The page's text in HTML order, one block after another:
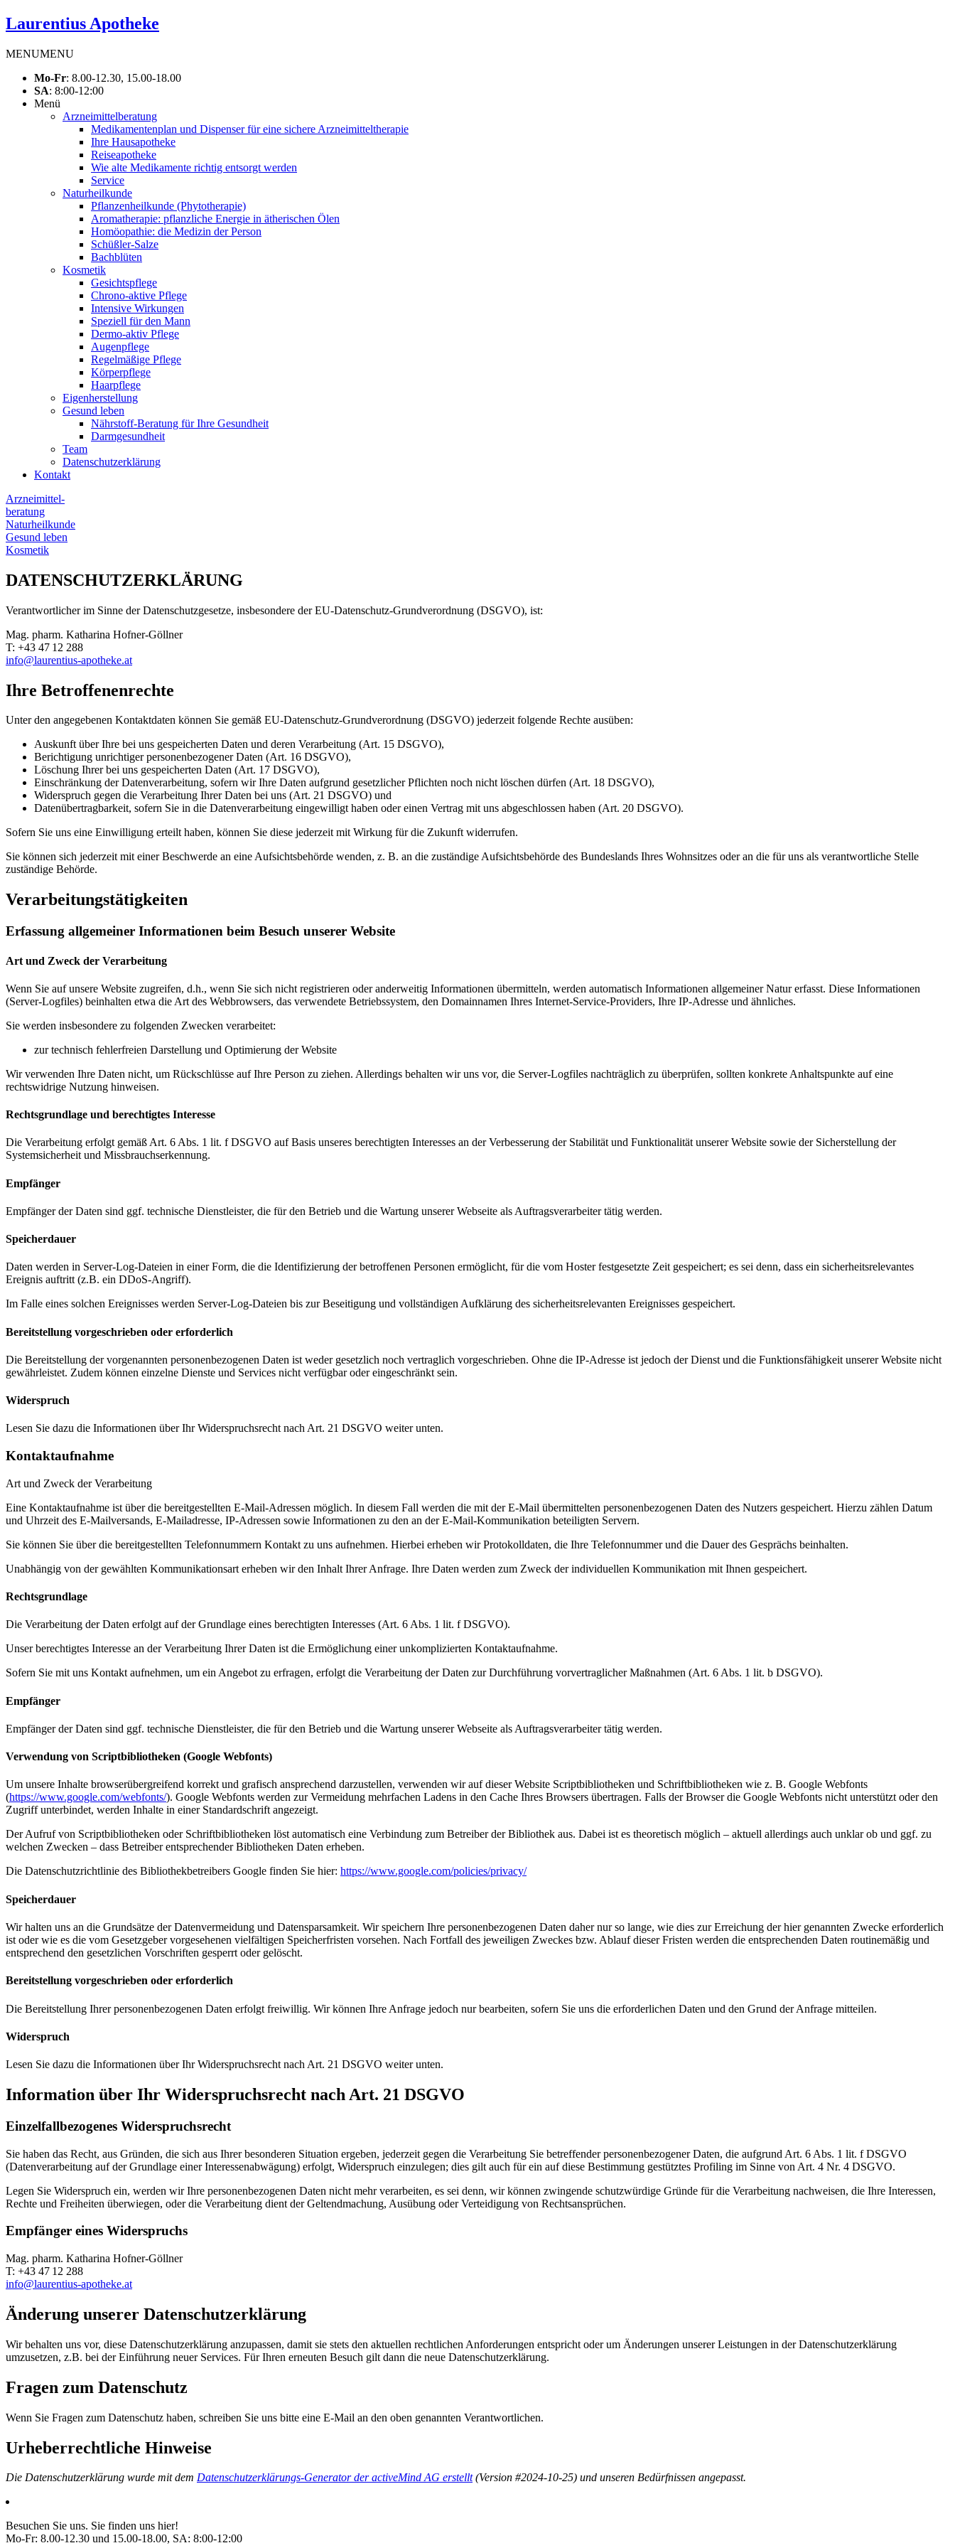
Laurentius Apotheke
MENUMENU
Mo-Fr: 8.00-12.30, 15.00-18.00
SA: 8:00-12:00
Menü
Arzneimittelberatung
Medikamentenplan und Dispenser für eine sichere Arzneimitteltherapie
Ihre Hausapotheke
Reiseapotheke
Wie alte Medikamente richtig entsorgt werden
Service
Naturheilkunde
Pflanzenheilkunde (Phytotherapie)
Aromatherapie: pflanzliche Energie in ätherischen Ölen
Homöopathie: die Medizin der Person
Schüßler-Salze
Bachblüten
Kosmetik
Gesichtspflege
Chrono-aktive Pflege
Intensive Wirkungen
Speziell für den Mann
Dermo-aktiv Pflege
Augenpflege
Regelmäßige Pflege
Körperpflege
Haarpflege
Eigenherstellung
Gesund leben
Nährstoff-Beratung für Ihre Gesundheit
Darmgesundheit
Team
Datenschutzerklärung
Kontakt
Arzneimittel-­
beratung
Naturheilkunde
Gesund leben
Kosmetik
DATENSCHUTZERKLÄRUNG
Verantwortlicher im Sinne der Datenschutzgesetze, insbesondere der EU-Datenschutz-Grundverordnung (DSGVO), ist:
Mag. pharm. Katharina Hofner-Göllner
T: +43 47 12 288
info@laurentius-apotheke.at
Ihre Betroffenenrechte
Unter den angegebenen Kontaktdaten können Sie gemäß EU-Datenschutz-Grundverordnung (DSGVO) jederzeit folgende Rechte ausüben:
Auskunft über Ihre bei uns gespeicherten Daten und deren Verarbeitung (Art. 15 DSGVO),
Berichtigung unrichtiger personenbezogener Daten (Art. 16 DSGVO),
Löschung Ihrer bei uns gespeicherten Daten (Art. 17 DSGVO),
Einschränkung der Datenverarbeitung, sofern wir Ihre Daten aufgrund gesetzlicher Pflichten noch nicht löschen dürfen (Art. 18 DSGVO),
Widerspruch gegen die Verarbeitung Ihrer Daten bei uns (Art. 21 DSGVO) und
Datenübertragbarkeit, sofern Sie in die Datenverarbeitung eingewilligt haben oder einen Vertrag mit uns abgeschlossen haben (Art. 20 DSGVO).
Sofern Sie uns eine Einwilligung erteilt haben, können Sie diese jederzeit mit Wirkung für die Zukunft widerrufen.
Sie können sich jederzeit mit einer Beschwerde an eine Aufsichtsbehörde wenden, z. B. an die zuständige Aufsichtsbehörde des Bundeslands Ihres Wohnsitzes oder an die für uns als verantwortliche Stelle
zuständige Behörde.
Verarbeitungstätigkeiten
Erfassung allgemeiner Informationen beim Besuch unserer Website
Art und Zweck der Verarbeitung
Wenn Sie auf unsere Website zugreifen, d.h., wenn Sie sich nicht registrieren oder anderweitig Informationen übermitteln, werden automatisch Informationen allgemeiner Natur erfasst. Diese Informationen
(Server-Logfiles) beinhalten etwa die Art des Webbrowsers, das verwendete Betriebssystem, den Domainnamen Ihres Internet-Service-Providers, Ihre IP-Adresse und ähnliches.
Sie werden insbesondere zu folgenden Zwecken verarbeitet:
zur technisch fehlerfreien Darstellung und Optimierung der Website
Wir verwenden Ihre Daten nicht, um Rückschlüsse auf Ihre Person zu ziehen. Allerdings behalten wir uns vor, die Server-Logfiles nachträglich zu überprüfen, sollten konkrete Anhaltspunkte auf eine
rechtswidrige Nutzung hinweisen.
Rechtsgrundlage und berechtigtes Interesse
Die Verarbeitung erfolgt gemäß Art. 6 Abs. 1 lit. f DSGVO auf Basis unseres berechtigten Interesses an der Verbesserung der Stabilität und Funktionalität unserer Website sowie der Sicherstellung der
Systemsicherheit und Missbrauchserkennung.
Empfänger
Empfänger der Daten sind ggf. technische Dienstleister, die für den Betrieb und die Wartung unserer Webseite als Auftragsverarbeiter tätig werden.
Speicherdauer
Daten werden in Server-Log-Dateien in einer Form, die die Identifizierung der betroffenen Personen ermöglicht, für die vom Hoster festgesetzte Zeit gespeichert; es sei denn, dass ein sicherheitsrelevantes
Ereignis auftritt (z.B. ein DDoS-Angriff).
Im Falle eines solchen Ereignisses werden Server-Log-Dateien bis zur Beseitigung und vollständigen Aufklärung des sicherheitsrelevanten Ereignisses gespeichert.
Bereitstellung vorgeschrieben oder erforderlich
Die Bereitstellung der vorgenannten personenbezogenen Daten ist weder gesetzlich noch vertraglich vorgeschrieben. Ohne die IP-Adresse ist jedoch der Dienst und die Funktionsfähigkeit unserer Website nicht
gewährleistet. Zudem können einzelne Dienste und Services nicht verfügbar oder eingeschränkt sein.
Widerspruch
Lesen Sie dazu die Informationen über Ihr Widerspruchsrecht nach Art. 21 DSGVO weiter unten.
Kontaktaufnahme
Art und Zweck der Verarbeitung
Eine Kontaktaufnahme ist über die bereitgestellten E-Mail-Adressen möglich. In diesem Fall werden die mit der E-Mail übermittelten personenbezogenen Daten des Nutzers gespeichert. Hierzu zählen Datum
und Uhrzeit des E-Mailversands, E-Mailadresse, IP-Adressen sowie Informationen zu den an der E-Mail-Kommunikation beteiligten Servern.
Sie können Sie über die bereitgestellten Telefonnummern Kontakt zu uns aufnehmen. Hierbei erheben wir Protokolldaten, die Ihre Telefonnummer und die Dauer des Gesprächs beinhalten.
Unabhängig von der gewählten Kommunikationsart erheben wir den Inhalt Ihrer Anfrage. Ihre Daten werden zum Zweck der individuellen Kommunikation mit Ihnen gespeichert.
Rechtsgrundlage
Die Verarbeitung der Daten erfolgt auf der Grundlage eines berechtigten Interesses (Art. 6 Abs. 1 lit. f DSGVO).
Unser berechtigtes Interesse an der Verarbeitung Ihrer Daten ist die Ermöglichung einer unkomplizierten Kontaktaufnahme.
Sofern Sie mit uns Kontakt aufnehmen, um ein Angebot zu erfragen, erfolgt die Verarbeitung der Daten zur Durchführung vorvertraglicher Maßnahmen (Art. 6 Abs. 1 lit. b DSGVO).
Empfänger
Empfänger der Daten sind ggf. technische Dienstleister, die für den Betrieb und die Wartung unserer Webseite als Auftragsverarbeiter tätig werden.
Verwendung von Scriptbibliotheken (Google Webfonts)
Um unsere Inhalte browserübergreifend korrekt und grafisch ansprechend darzustellen, verwenden wir auf dieser Website Scriptbibliotheken und Schriftbibliotheken wie z. B. Google Webfonts
(https://www.google.com/webfonts/). Google Webfonts werden zur Vermeidung mehrfachen Ladens in den Cache Ihres Browsers übertragen. Falls der Browser die Google Webfonts nicht unterstützt oder den
Zugriff unterbindet, werden Inhalte in einer Standardschrift angezeigt.
Der Aufruf von Scriptbibliotheken oder Schriftbibliotheken löst automatisch eine Verbindung zum Betreiber der Bibliothek aus. Dabei ist es theoretisch möglich – aktuell allerdings auch unklar ob und ggf. zu
welchen Zwecken – dass Betreiber entsprechender Bibliotheken Daten erheben.
Die Datenschutzrichtlinie des Bibliothekbetreibers Google finden Sie hier: https://www.google.com/policies/privacy/
Speicherdauer
Wir halten uns an die Grundsätze der Datenvermeidung und Datensparsamkeit. Wir speichern Ihre personenbezogenen Daten daher nur so lange, wie dies zur Erreichung der hier genannten Zwecke erforderlich
ist oder wie es die vom Gesetzgeber vorgesehenen vielfältigen Speicherfristen vorsehen. Nach Fortfall des jeweiligen Zweckes bzw. Ablauf dieser Fristen werden die entsprechenden Daten routinemäßig und
entsprechend den gesetzlichen Vorschriften gesperrt oder gelöscht.
Bereitstellung vorgeschrieben oder erforderlich
Die Bereitstellung Ihrer personenbezogenen Daten erfolgt freiwillig. Wir können Ihre Anfrage jedoch nur bearbeiten, sofern Sie uns die erforderlichen Daten und den Grund der Anfrage mitteilen.
Widerspruch
Lesen Sie dazu die Informationen über Ihr Widerspruchsrecht nach Art. 21 DSGVO weiter unten.
Information über Ihr Widerspruchsrecht nach Art. 21 DSGVO
Einzelfallbezogenes Widerspruchsrecht
Sie haben das Recht, aus Gründen, die sich aus Ihrer besonderen Situation ergeben, jederzeit gegen die Verarbeitung Sie betreffender personenbezogener Daten, die aufgrund Art. 6 Abs. 1 lit. f DSGVO
(Datenverarbeitung auf der Grundlage einer Interessenabwägung) erfolgt, Widerspruch einzulegen; dies gilt auch für ein auf diese Bestimmung gestütztes Profiling im Sinne von Art. 4 Nr. 4 DSGVO.
Legen Sie Widerspruch ein, werden wir Ihre personenbezogenen Daten nicht mehr verarbeiten, es sei denn, wir können zwingende schutzwürdige Gründe für die Verarbeitung nachweisen, die Ihre Interessen,
Rechte und Freiheiten überwiegen, oder die Verarbeitung dient der Geltendmachung, Ausübung oder Verteidigung von Rechtsansprüchen.
Empfänger eines Widerspruchs
Mag. pharm. Katharina Hofner-Göllner
T: +43 47 12 288
info@laurentius-apotheke.at
Änderung unserer Datenschutzerklärung
Wir behalten uns vor, diese Datenschutzerklärung anzupassen, damit sie stets den aktuellen rechtlichen Anforderungen entspricht oder um Änderungen unserer Leistungen in der Datenschutzerklärung
umzusetzen, z.B. bei der Einführung neuer Services. Für Ihren erneuten Besuch gilt dann die neue Datenschutzerklärung.
Fragen zum Datenschutz
Wenn Sie Fragen zum Datenschutz haben, schreiben Sie uns bitte eine E-Mail an den oben genannten Verantwortlichen.
Urheberrechtliche Hinweise
Die Datenschutzerklärung wurde mit dem Datenschutzerklärungs-Generator der activeMind AG erstellt(Version #2024-10-25) und unseren Bedürfnissen angepasst.
Besuchen Sie uns. Sie finden uns hier!
Mo-Fr: 8.00-12.30 und 15.00-18.00, SA: 8:00-12:00